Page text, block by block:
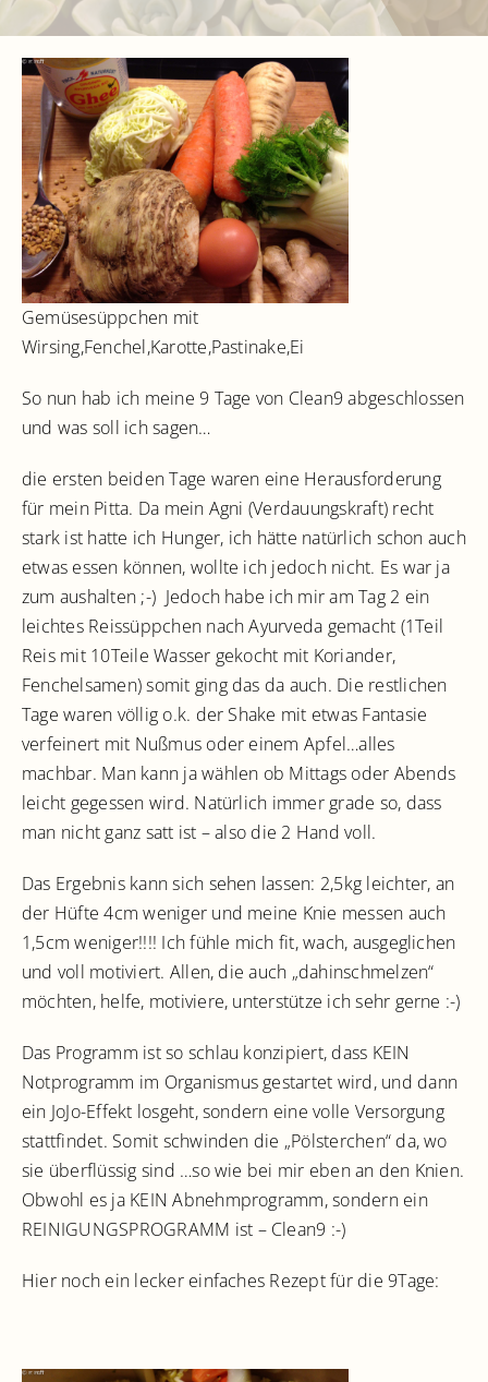
Gemüsesüppchen mit
Wirsing,Fenchel,Karotte,Pastinake,Ei
So nun hab ich meine 9 Tage von Clean9 abgeschlossen
und was soll ich sagen…
die ersten beiden Tage waren eine Herausforderung
für mein Pitta. Da mein Agni (Verdauungskraft) recht
stark ist hatte ich Hunger, ich hätte natürlich schon auch
etwas essen können, wollte ich jedoch nicht. Es war ja
zum aushalten ;-) Jedoch habe ich mir am Tag 2 ein
leichtes Reissüppchen nach Ayurveda gemacht (1Teil
Reis mit 10Teile Wasser gekocht mit Koriander,
Fenchelsamen) somit ging das da auch. Die restlichen
Tage waren völlig o.k. der Shake mit etwas Fantasie
verfeinert mit Nußmus oder einem Apfel…alles
machbar. Man kann ja wählen ob Mittags oder Abends
leicht gegessen wird. Natürlich immer grade so, dass
man nicht ganz satt ist – also die 2 Hand voll.
Das Ergebnis kann sich sehen lassen: 2,5kg leichter, an
der Hüfte 4cm weniger und meine Knie messen auch
1,5cm weniger!!!! Ich fühle mich fit, wach, ausgeglichen
und voll motiviert. Allen, die auch „dahinschmelzen“
möchten, helfe, motiviere, unterstütze ich sehr gerne :-)
Das Programm ist so schlau konzipiert, dass KEIN
Notprogramm im Organismus gestartet wird, und dann
ein JoJo-Effekt losgeht, sondern eine volle Versorgung
stattfindet. Somit schwinden die „Pölsterchen“ da, wo
sie überflüssig sind …so wie bei mir eben an den Knien.
Obwohl es ja KEIN Abnehmprogramm, sondern ein
REINIGUNGSPROGRAMM ist – Clean9 :-)
Hier noch ein lecker einfaches Rezept für die 9Tage: